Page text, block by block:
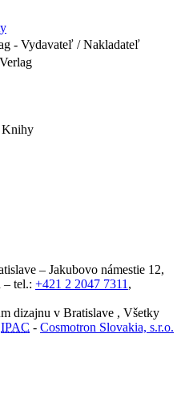
- Vydavateľ / Nakladateľ
Knihy
– Jakubovo námestie 12,
– tel.: +421 2 2047 7311 ,
dizajnu v Bratislave , Všetky
IPAC - Cosmotron Slovakia, s.r.o.